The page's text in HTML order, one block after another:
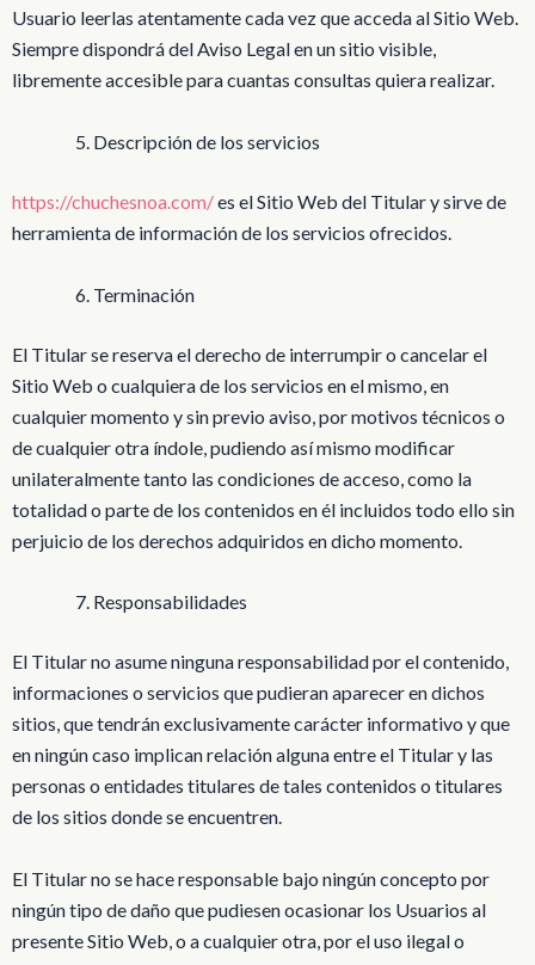
Usuario leerlas atentamente cada vez que acceda al Sitio Web.
Siempre dispondrá del Aviso Legal en un sitio visible,
libremente accesible para cuantas consultas quiera realizar.
Descripción de los servicios
https://chuchesnoa.com/es el Sitio Web del Titular y sirve de
herramienta de información de los servicios ofrecidos.
Terminación
El Titular se reserva el derecho de interrumpir o cancelar el
Sitio Web o cualquiera de los servicios en el mismo, en
cualquier momento y sin previo aviso, por motivos técnicos o
de cualquier otra índole, pudiendo así mismo modificar
unilateralmente tanto las condiciones de acceso, como la
totalidad o parte de los contenidos en él incluidos todo ello sin
perjuicio de los derechos adquiridos en dicho momento.
Responsabilidades
El Titular no asume ninguna responsabilidad por el contenido,
informaciones o servicios que pudieran aparecer en dichos
sitios, que tendrán exclusivamente carácter informativo y que
en ningún caso implican relación alguna entre el Titular y las
personas o entidades titulares de tales contenidos o titulares
de los sitios donde se encuentren.
El Titular no se hace responsable bajo ningún concepto por
ningún tipo de daño que pudiesen ocasionar los Usuarios al
presente Sitio Web, o a cualquier otra, por el uso ilegal o